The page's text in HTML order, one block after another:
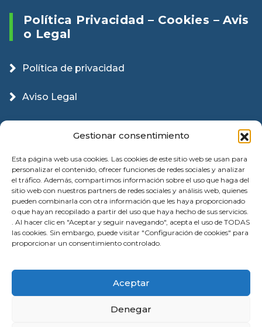
Gestionar consentimiento
Esta página web usa cookies. Las cookies de este sitio web se usan para
personalizar el contenido, ofrecer funciones de redes sociales y analizar
el tráfico. Además, compartimos información sobre el uso que haga del
sitio web con nuestros partners de redes sociales y análisis web, quienes
pueden combinarla con otra información que les haya proporcionado
o que hayan recopilado a partir del uso que haya hecho de sus servicios.
. Al hacer clic en "Aceptar y seguir navegando", acepta el uso de TODAS
las cookies. Sin embargo, puede visitar "Configuración de cookies" para
proporcionar un consentimiento controlado.
Aceptar
Denegar
Política Privacidad – Cookies – Avis
O Legal
Política de privacidad
Aviso Legal
© 2026 Instalación Puertas Garaje Valencia |
Reparación | All Rights Reserved